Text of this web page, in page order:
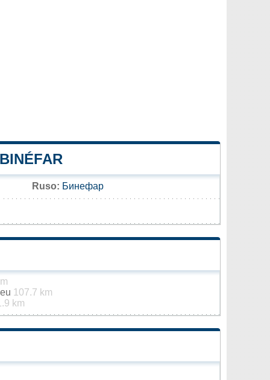
Ruso: Бинефар
107.7 km
km